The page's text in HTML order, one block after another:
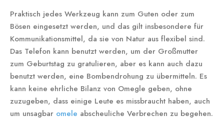
Praktisch jedes Werkzeug kann zum Guten oder zum
Bösen eingesetzt werden, und das gilt insbesondere für
Kommunikationsmittel, da sie von Natur aus flexibel sind.
Das Telefon kann benutzt werden, um der Großmutter
zum Geburtstag zu gratulieren, aber es kann auch dazu
benutzt werden, eine Bombendrohung zu übermitteln. Es
kann keine ehrliche Bilanz von Omegle geben, ohne
zuzugeben, dass einige Leute es missbraucht haben, auch
um unsagbar omele abscheuliche Verbrechen zu begehen.